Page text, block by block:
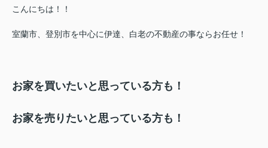
こんにちは！！
室蘭市、登別市を中心に伊達、白老の不動産の事ならお任せ！
お家を買いたいと思っている方も！
お家を売りたいと思っている方も！